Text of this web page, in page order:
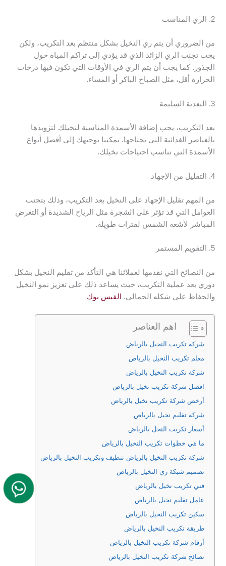
2. الري المناسب
من الضروري أن يتم ري النخيل بشكل منتظم بعد التكريب، ولكن
يجب تجنب الري الزائد الذي قد يؤدي إلى تراكم المياه حول
الجذور. كما يجب أن يتم الري في الأوقات التي تكون فيها درجات
الحرارة أقل، مثل الصباح الباكر أو المساء.
3. التغذية السليمة
بعد التكريب، يجب إضافة الأسمدة المناسبة لنخيلك لتزويدها
بالعناصر الغذائية التي تحتاجها. يمكننا توجيهك إلى أفضل أنواع
الأسمدة التي تناسب احتياجات نخيلك.
4. التقليل من الإجهاد
من المهم تقليل الإجهاد على النخيل بعد التكريب، وذلك بتجنب
العوامل التي قد تؤثر على الشجرة مثل الرياح الشديدة أو التعرض
المباشر لأشعة الشمس لفترات طويلة.
5. التقويم المستمر
من النصائح التي نقدمها لعملائنا هي التأكد من تقليم النخيل بشكل
دوري بعد عملية التكريب، حيث يساعد ذلك على تعزيز نمو النخيل
والحفاظ على شكله الجمالي. الفيس بوك
اهم العناصر
شركة تكريب النخيل بالرياض
معلم تكريب النخيل بالرياض
شركة تكريب النخيل بالرياض
افضل شركة تكريب نخيل بالرياض
أرخص شركة تكريب نخيل بالرياض
شركة تقليم نخيل بالرياض
أسعار تكريب النخل بالرياض
ما هي خطوات تكريب النخيل بالرياض
شركة تكريب النخيل بالرياض تنظيف وتكريب النخيل بالرياض
تصميم شبكة ري النخيل بالرياض
فني تكريب نخيل بالرياض
عامل تقليم نخيل بالرياض
سكين تكريب النخيل بالرياض
طريقة تكريب النخيل بالرياض
أرقام شركة تكريب النخيل بالرياض
نصائح شركة تكريب النخيل بالرياض